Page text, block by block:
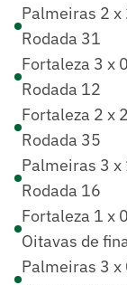
Palmeiras 2
Rodada 31
Fortaleza 3 x
Rodada 12
Fortaleza 2 x
Rodada 35
Palmeiras 3
Rodada 16
Fortaleza 1 x
Oitavas de
Palmeiras 3 x